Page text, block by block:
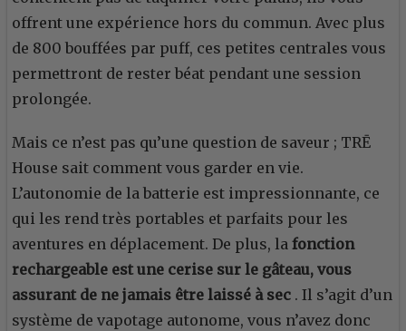
offrent une expérience hors du commun. Avec plus
de 800 bouffées par puff, ces petites centrales vous
permettront de rester béat pendant une session
prolongée.
Mais ce n’est pas qu’une question de saveur ; TRĒ
House sait comment vous garder en vie.
L’autonomie de la batterie est impressionnante, ce
qui les rend très portables et parfaits pour les
aventures en déplacement. De plus, la fonction
rechargeable est une cerise sur le gâteau, vous
assurant de ne jamais être laissé à sec . Il s’agit d’un
système de vapotage autonome, vous n’avez donc